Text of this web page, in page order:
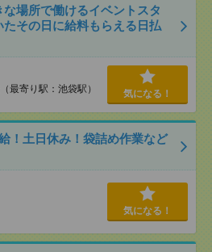
場所で働けるイベントスタ
その日に給料もらえる日払
最寄り駅：池袋駅） 気になる！
！土日休み！袋詰め作業など
気になる！